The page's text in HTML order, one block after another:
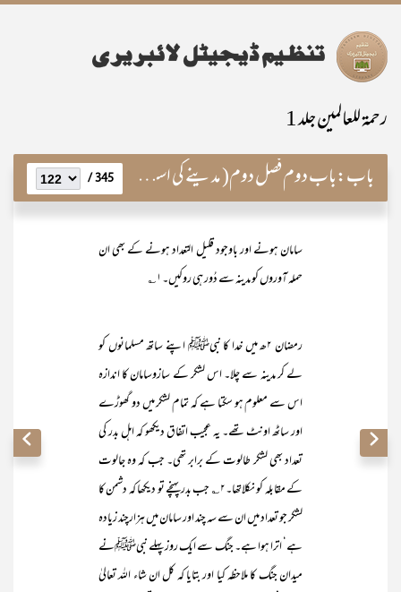
رحمۃ للعالمین جلد 1
باب:باب دوم فصل دوم( مدینے کی اسلامی ریاست) 345 /
سامان ہونے اور باوجود قلیل التعداد ہونے کے بھی ان
حملہ آوروں کو مدینہ سے دُور ہی روکیں۔۱؎
رمضان ۲ھ میں خدا کا نبیﷺ اپنے ساتھ مسلمانوں کو
لے کر مدینہ سے چلا۔ اس لشکر کے سازوسامان کا اندازہ
اس سے معلوم ہو سکتا ہے کہ تمام لشکر میں دو گھوڑے
اور ساٹھ اونٹ تھے۔ یہ عجیب اتفاق دیکھو کہ اہل بدر کی
تعداد بھی لشکر طالوت کے برابر تھی۔ جب کہ وہ جالوت
کے مقابلہ کو نکلاتھا۔۲؎ جب بدر پہنچے تو دیکھا کہ دشمن کا
لشکر جو تعداد میں ان سے سہ چند اور سامان میں ہزارچند زیادہ
ہے‘ اترا ہوا ہے۔ جنگ سے ایک روز پہلے نبیﷺنے
میدان جنگ کا ملاحظہ کیا اور بتایا کہ کل ان شاء اللہ تعالیٰ